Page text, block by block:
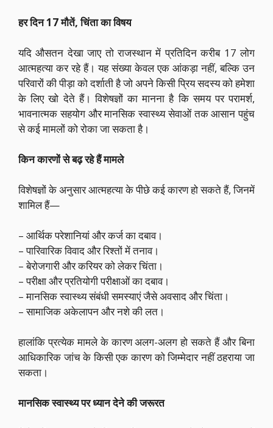
हर दिन 17 मौतें, चिंता का विषय
यदि औसतन देखा जाए तो राजस्थान में प्रतिदिन करीब 17 लोग
आत्महत्या कर रहे हैं। यह संख्या केवल एक आंकड़ा नहीं, बल्कि उन
परिवारों की पीड़ा को दर्शाती है जो अपने किसी प्रिय सदस्य को हमेशा
के लिए खो देते हैं। विशेषज्ञों का मानना है कि समय पर परामर्श,
भावनात्मक सहयोग और मानसिक स्वास्थ्य सेवाओं तक आसान पहुंच
से कई मामलों को रोका जा सकता है।
किन कारणों से बढ़ रहे हैं मामले
विशेषज्ञों के अनुसार आत्महत्या के पीछे कई कारण हो सकते हैं, जिनमें
शामिल हैं—
– आर्थिक परेशानियां और कर्ज का दबाव।
– पारिवारिक विवाद और रिश्तों में तनाव।
– बेरोजगारी और करियर को लेकर चिंता।
– परीक्षा और प्रतियोगी परीक्षाओं का दबाव।
– मानसिक स्वास्थ्य संबंधी समस्याएं जैसे अवसाद और चिंता।
– सामाजिक अकेलापन और नशे की लत।
हालांकि प्रत्येक मामले के कारण अलग-अलग हो सकते हैं और बिना
आधिकारिक जांच के किसी एक कारण को जिम्मेदार नहीं ठहराया जा
सकता।
मानसिक स्वास्थ्य पर ध्यान देने की जरूरत